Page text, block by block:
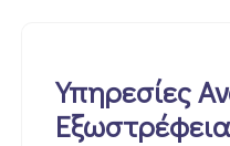
Υπηρεσίες